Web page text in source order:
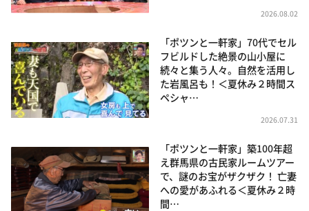
2026.08.02
「ポツンと一軒家」70代でセル
フビルドした絶景の山小屋に
続々と集う人々。自然を活用し
た岩風呂も！＜夏休み２時間ス
ペシャ…
2026.07.31
「ポツンと一軒家」築100年超
え群馬県の古民家ルームツアー
で、謎のお宝がザクザク！ 亡妻
への愛があふれる＜夏休み２時
間…